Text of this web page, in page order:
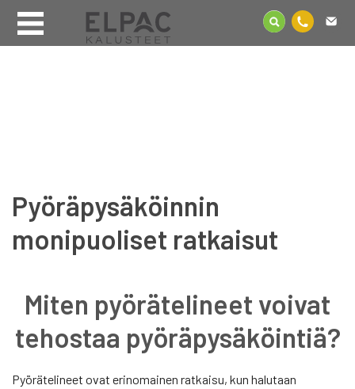
Pyöräpysäköinnin
monipuoliset ratkaisut
Miten pyörätelineet voivat
tehostaa pyöräpysäköintiä?
Pyörätelineet ovat erinomainen ratkaisu, kun halutaan